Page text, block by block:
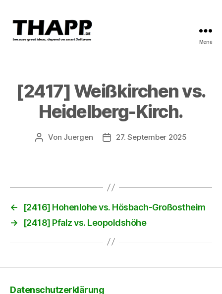
Menü
[2417] Weißkirchen vs.
Heidelberg-Kirch.
Beitragsautor
Von Juergen Beitragsdatum
27. September 2025
←
[2416] Hohenlohe vs. Hösbach-Großostheim
→
[2418] Pfalz vs. Leopoldshöhe
Datenschutzerklärung